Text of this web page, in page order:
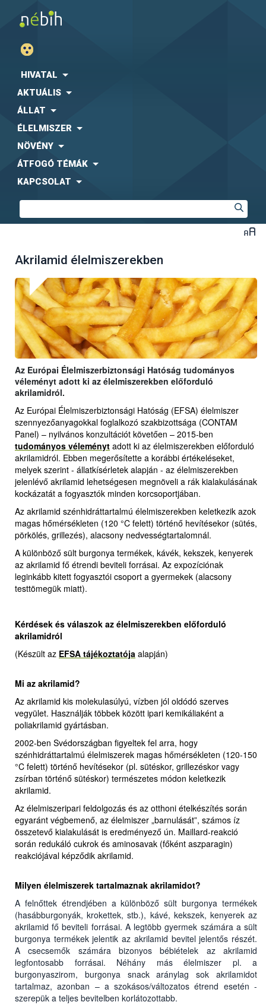
HIVATAL
AKTUÁLIS
ÁLLAT
ÉLELMISZER
NÖVÉNY
ÁTFOGÓ TÉMÁK
KAPCSOLAT
Akrilamid élelmiszerekben
Az Európai Élelmiszerbiztonsági Hatóság tudományos
véleményt adott ki az élelmiszerekben előforduló
akrilamidról.
Az Európai Élelmiszerbiztonsági Hatóság (EFSA) élelmiszer
szennyezőanyagokkal foglalkozó szakbizottsága (CONTAM
Panel) – nyilvános konzultációt követően – 2015-ben
tudományos véleményt adott ki az élelmiszerekben előforduló
akrilamidról. Ebben megerősítette a korábbi értékeléseket,
melyek szerint - állatkísérletek alapján - az élelmiszerekben
jelenlévő akrilamid lehetségesen megnöveli a rák kialakulásának
kockázatát a fogyasztók minden korcsoportjában.
Az akrilamid szénhidráttartalmú élelmiszerekben keletkezik azok
magas hőmérsékleten (120 °C felett) történő hevítésekor (sütés,
pörkölés, grillezés), alacsony nedvességtartalomnál.
A különböző sült burgonya termékek, kávék, kekszek, kenyerek
az akrilamid fő étrendi beviteli forrásai. Az expozíciónak
leginkább kitett fogyasztói csoport a gyermekek (alacsony
testtömegük miatt).
Kérdések és válaszok az élelmiszerekben előforduló
akrilamidról
(Készült az EFSA tájékoztatója alapján)
Mi az akrilamid?
Az akrilamid kis molekulasúlyú, vízben jól oldódó szerves
vegyület. Használják többek között ipari kemikáliaként a
poliakrilamid gyártásban.
2002-ben Svédországban figyeltek fel arra, hogy
szénhidráttartalmú élelmiszerek magas hőmérsékleten (120-150
°C felett) történő hevítésekor (pl. sütéskor, grillezéskor vagy
zsírban történő sütéskor) természetes módon keletkezik
akrilamid.
Az élelmiszeripari feldolgozás és az otthoni ételkészítés során
egyaránt végbemenő, az élelmiszer „barnulását”, számos íz
összetevő kialakulását is eredményező ún. Maillard-reakció
során redukáló cukrok és aminosavak (főként aszparagin)
reakciójával képződik akrilamid.
Milyen élelmiszerek tartalmaznak akrilamidot?
A felnőttek étrendjében a különböző sült burgonya termékek
(hasábburgonyák, krokettek, stb.), kávé, kekszek, kenyerek az
akrilamid fő beviteli forrásai. A legtöbb gyermek számára a sült
burgonya termékek jelentik az akrilamid bevitel jelentős részét.
A csecsemők számára bizonyos bébiételek az akrilamid
legfontosabb forrásai. Néhány más élelmiszer pl. a
burgonyaszirom, burgonya snack aránylag sok akrilamidot
tartalmaz, azonban – a szokásos/változatos étrend esetén -
szerepük a teljes bevitelben korlátozottabb.